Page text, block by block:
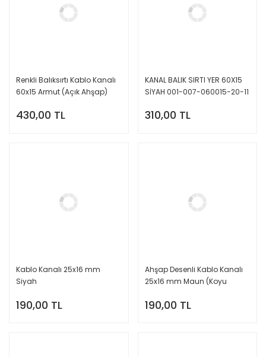
Renkli Balıksırtı Kablo Kanalı
60x15 Armut (Açık Ahşap)
430,00 TL
KANAL BALIK SIRTI YER 60X15
SİYAH 001-007-060015-20-11
310,00 TL
Kablo Kanalı 25x16 mm
Siyah
190,00 TL
Ahşap Desenli Kablo Kanalı
25x16 mm Maun (Koyu
190,00 TL